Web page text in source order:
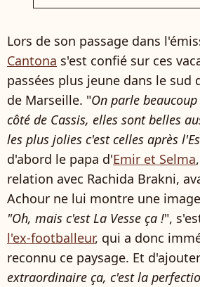
Lors de son passage dans
Cantona s'est confié sur ces
passées plus jeune dans le sud
de Marseille. "On parle
côté de Cassis, elles sont belles
les plus jolies c'est celles après
d'abord le papa d'Emir et Selma
relation avec Rachida Brakni,
Achour ne lui montre une
"Oh, mais c'est La Vesse ça !",
l'ex-footballeur, qui a donc
reconnu ce paysage. Et
extraordinaire ça, c'est la